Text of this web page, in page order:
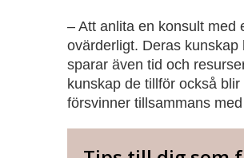
– Att anlita en konsult med
ovärderligt. Deras
sparar även tid och
kunskap de tillför också
försvinner tillsammans